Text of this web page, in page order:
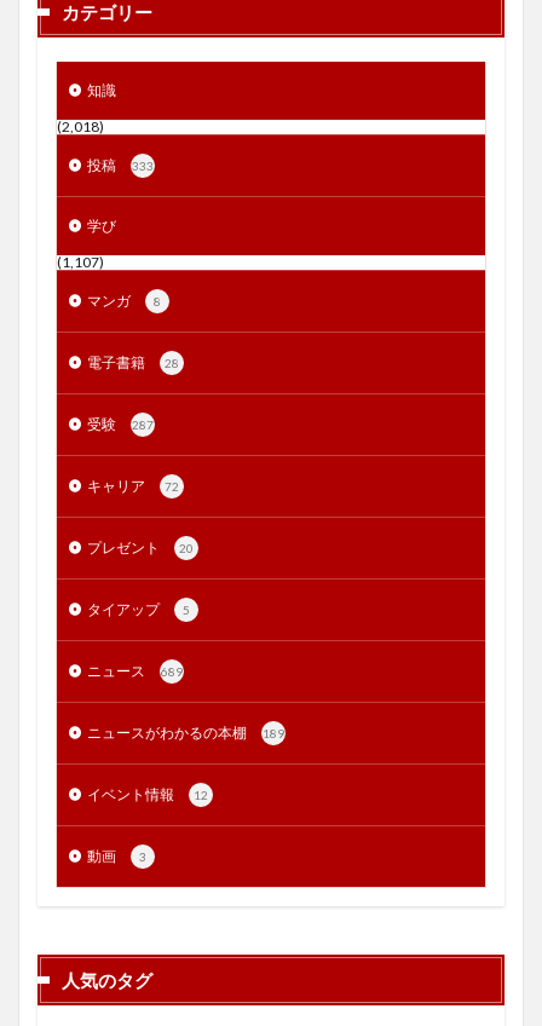
カテゴリー
知識
(2,018)
投稿 333
学び
(1,107)
マンガ 8
電子書籍 28
受験 287
キャリア 72
プレゼント 20
タイアップ 5
ニュース 689
ニュースがわかるの本棚 189
イベント情報 12
動画 3
人気のタグ